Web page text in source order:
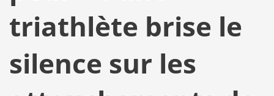
triathlète brise le
silence sur les